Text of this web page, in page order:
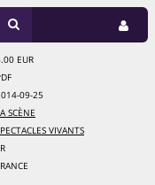
EUR
09-25
SCÈNE
VIVANTS